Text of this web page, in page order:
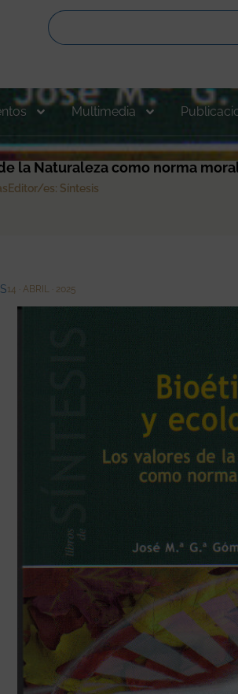
Multimedia
la Naturaleza como norma
Editor/es: Síntesis
14 · ABRIL · 2025